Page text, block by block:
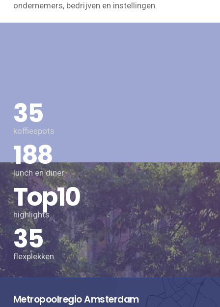
ondernemers, bedrijven en instellingen.
35
koffiespots
188
lunch en diner
Top10
highlights
35
flexplekken
Metropoolregio Amsterdam